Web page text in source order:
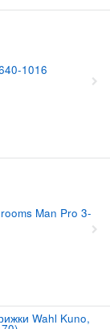
1016
Man Pro 3-
Wahl Kuno,